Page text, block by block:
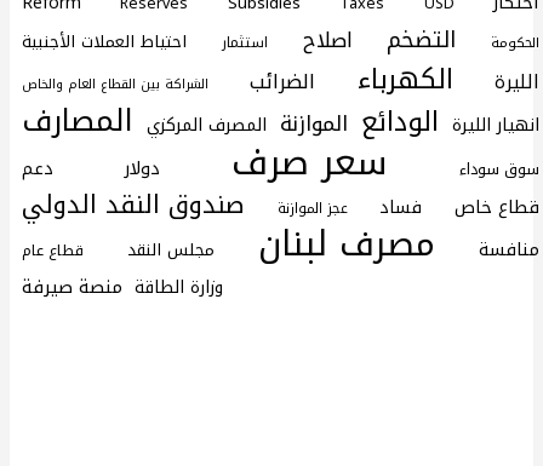
احتياط العملات الأجنبية استثمار اصلاح التضخم
الحكومة
الشراكة بين القطاع العام والخاص
الضرائب الكهرباء الليرة
المصارف المصرف المركزي الموازنة الودائع انهيار الليرة
دعم
دولار سعر صرف سوق سوداء
صندوق النقد الدولي عجز الموازنة فساد قطاع خاص
قطاع عام مجلس النقد مصرف لبنان
منافسة
منصة صيرفة وزارة الطاقة